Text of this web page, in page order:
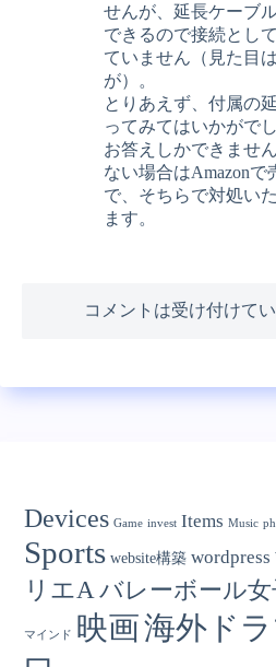
せんが、延長ケーブ
できるので接続とし
ていません（見た目
が）。
とりあえず、付属の
ってみてはいかがで
お答えしかできませ
ない場合はAmazonで
で、そちらで対処い
ます。
コメントは受け付けてい
Devices Game invest Items Music
Sports website構築 wordpress
リエA バレーボール
マインド 映画海外ド